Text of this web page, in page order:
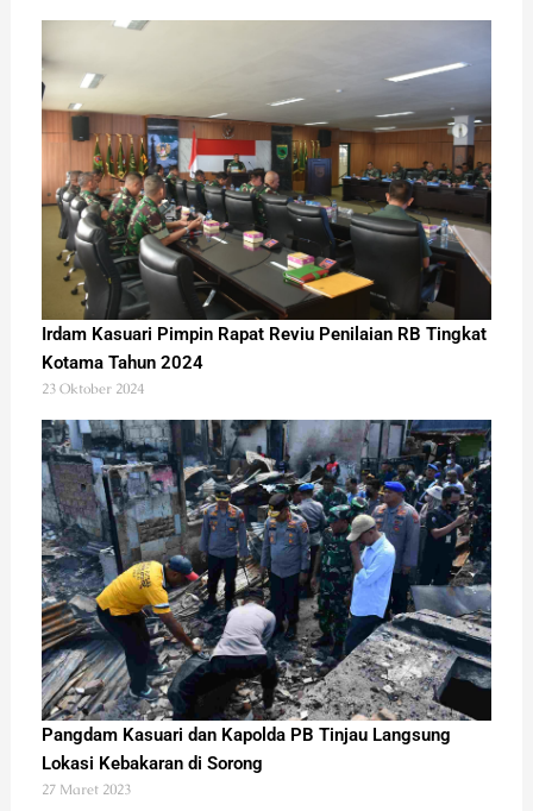
Irdam Kasuari Pimpin Rapat Reviu Penilaian RB Tingkat
Kotama Tahun 2024
23 Oktober 2024
Pangdam Kasuari dan Kapolda PB Tinjau Langsung
Lokasi Kebakaran di Sorong
27 Maret 2023